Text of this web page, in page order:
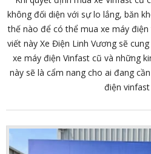
không đối diện với sự lo lắng, băn
thế nào để có thể mua xe máy
viết này Xe Điện Linh Vương sẽ
xe máy điện Vinfast cũ và những
này sẽ là cẩm nang cho ai đang
điện vinfast